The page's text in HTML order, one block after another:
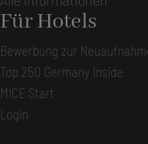
Für Hotels
Bewerbung zur
Top 250 Germany Inside
MICE Start
Login